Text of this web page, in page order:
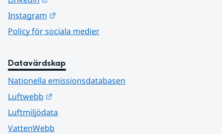
Instagram
Policy för sociala medier
Datavärdskap
Nationella emissionsdatabasen
Luftwebb
Luftmiljödata
VattenWebb